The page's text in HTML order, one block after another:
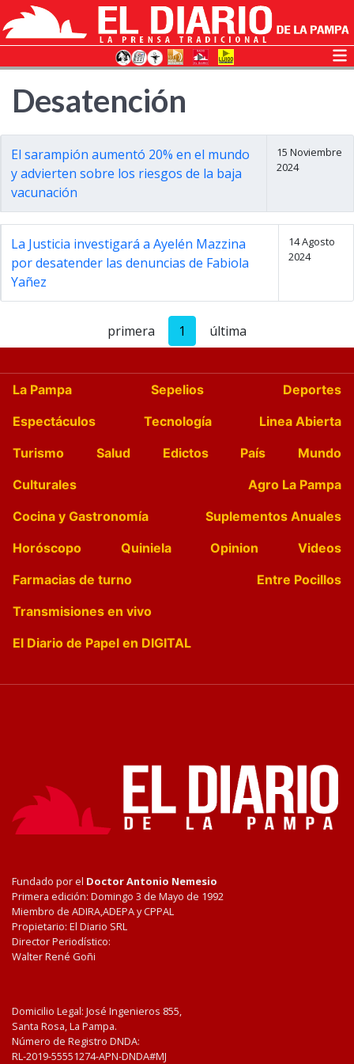
Desatención
El sarampión aumentó 20% en el mundo
y advierten sobre los riesgos de la baja
vacunación
15 Noviembre
2024
La Justicia investigará a Ayelén Mazzina
por desatender las denuncias de Fabiola
Yañez
14 Agosto
2024
primera 1 última
La Pampa Sepelios
Deportes
Espectáculos
Tecnología
Linea Abierta
Turismo
Salud Edictos País
Mundo
Culturales
Agro La Pampa
Cocina y Gastronomía
Suplementos Anuales
Horóscopo
Quiniela Opinion
Videos
Farmacias de turno
Entre Pocillos
Transmisiones en vivo
El Diario de Papel en DIGITAL
Fundado por el Doctor Antonio Nemesio
Primera edición: Domingo 3 de Mayo de 1992
Miembro de ADIRA,ADEPA y CPPAL
Propietario: El Diario SRL
Director Periodístico:
Walter René Goñi
Domicilio Legal: José Ingenieros 855,
Santa Rosa, La Pampa.
Número de Registro DNDA:
RL-2019-55551274-APN-DNDA#MJ